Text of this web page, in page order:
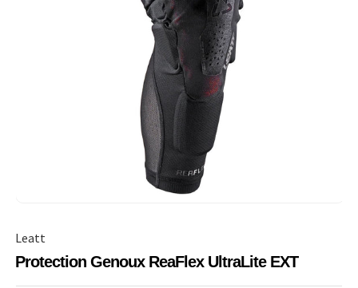
Leatt
Protection Genoux ReaFlex UltraLite EXT